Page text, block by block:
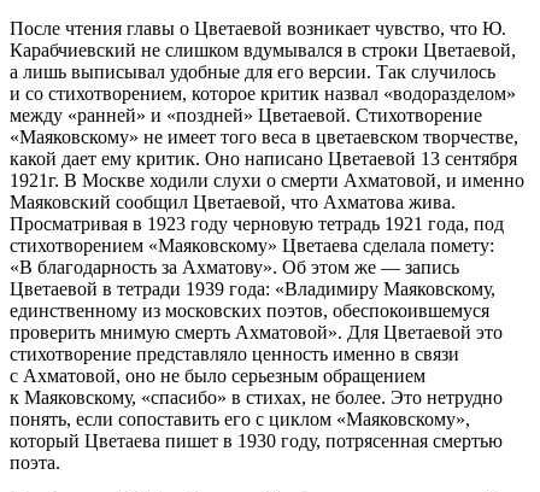
После чтения главы о Цветаевой возникает чувство, что Ю.
Карабчиевский не слишком вдумывался в строки Цветаевой,
а лишь выписывал удобные для его версии. Так случилось
и со стихотворением, которое критик назвал «водоразделом»
между «ранней» и «поздней» Цветаевой. Стихотворение
«Маяковскому» не имеет того веса в цветаевском творчестве,
какой дает ему критик. Оно написано Цветаевой 13 сентября
1921г. В Москве ходили слухи о смерти Ахматовой, и именно
Маяковский сообщил Цветаевой, что Ахматова жива.
Просматривая в 1923 году черновую тетрадь 1921 года, под
стихотворением «Маяковскому» Цветаева сделала помету:
«В благодарность за Ахматову». Об этом же — запись
Цветаевой в тетради 1939 года: «Владимиру Маяковскому,
единственному из московских поэтов, обеспокоившемуся
проверить мнимую смерть Ахматовой». Для Цветаевой это
стихотворение представляло ценность именно в связи
с Ахматовой, оно не было серьезным обращением
к Маяковскому, «спасибо» в стихах, не более. Это нетрудно
понять, если сопоставить его с циклом «Маяковскому»,
который Цветаева пишет в 1930 году, потрясенная смертью
поэта.